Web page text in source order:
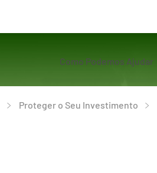
Como Podemos Ajudar
Proteger o Seu Investimento